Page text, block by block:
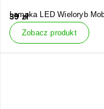
Lampka LED Wieloryb
39zł
Zobacz produkt